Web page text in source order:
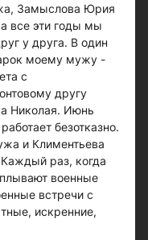
Замыслова Юрия
все эти годы мы
у друга. В один
моему мужу -
с
другу
Николая. Июнь
безотказно.
и Климентьева
раз, когда
военные
встречи с
искренние,